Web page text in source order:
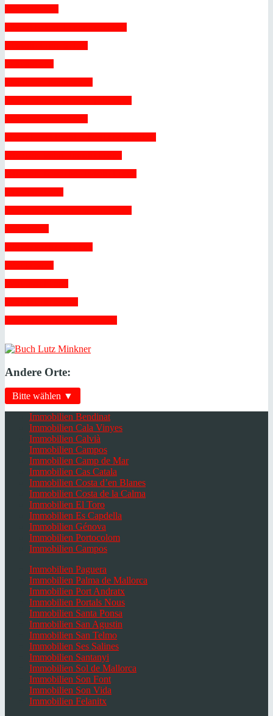
Andere Orte:
Bitte wählen ▼
Immobilien Bendinat
Immobilien Cala Vinyes
Immobilien Calvià
Immobilien Campos
Immobilien Camp de Mar
Immobilien Cas Catala
Immobilien Costa d’en Blanes
Immobilien Costa de la Calma
Immobilien El Toro
Immobilien Es Capdella
Immobilien Génova
Immobilien Portocolom
Immobilien Campos
Immobilien Paguera
Immobilien Palma de Mallorca
Immobilien Port Andratx
Immobilien Portals Nous
Immobilien Santa Ponsa
Immobilien San Agustin
Immobilien San Telmo
Immobilien Ses Salines
Immobilien Santanyi
Immobilien Sol de Mallorca
Immobilien Son Font
Immobilien Son Vida
Immobilien Felanitx